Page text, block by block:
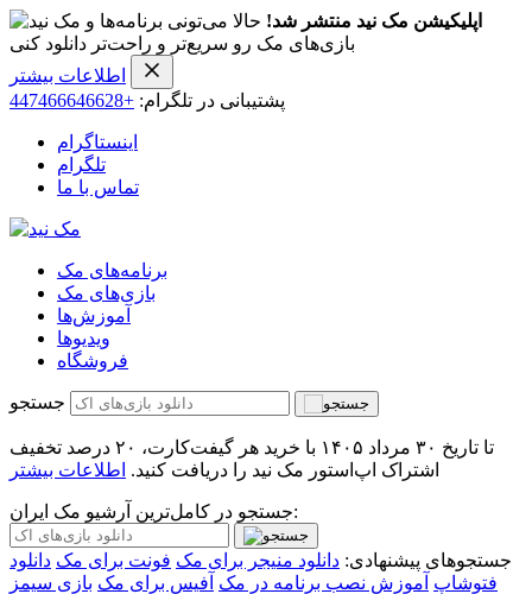
اپلیکیشن مک نید منتشر شد! حالا می‌تونی برنامه‌ها و
بازی‌های مک رو سریع‌تر و راحت‌تر دانلود کنی
اطلاعات بیشتر
پشتیبانی در تلگرام: +447466646628
اینستاگرام
تلگرام
تماس با ما
برنامه‌های مک
بازی‌های مک
آموزش‌ها
ویدیو‌ها
فروشگاه
جستجو
تا تاریخ ۳۰ مرداد ۱۴۰۵ با خرید هر گیفت‌کارت، ۲۰ درصد تخفیف
اشتراک اپ‌استور مک نید را دریافت کنید. اطلاعات بیشتر
جستجو در کامل‌ترین آرشیو مک ایران:
جستجوهای پیشنهادی: دانلود منیجر برای مک فونت برای مک دانلود
فتوشاپ آموزش نصب برنامه در مک آفیس برای مک بازی سیمز